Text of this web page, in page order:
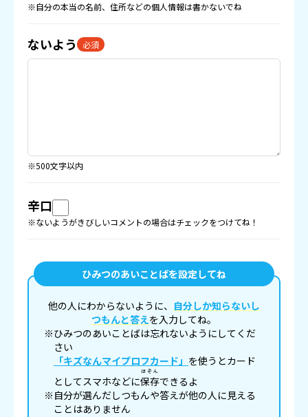
※自分の本当の名前、住所などの個人情報は書かないでね
ないよう 必須
※500文字以内
辛口
※ないようがきびしいコメントの場合はチェックをつけてね！
ひみつのあいことばを設定してね
他の人にわからないように、 自分しか知らないし
つもんと答えを入力してね。
※ひみつのあいことばは忘れないようにしてくだ
さい
「キズなんマイプロフカード」 を使うとカード
としてスマホなどに保存
ほぞん
できるよ
※自分が選んだしつもんや答えが他の人に見える
ことはありません